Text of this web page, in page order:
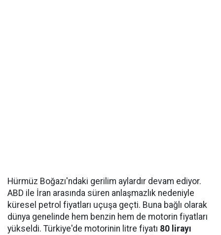
Hürmüz Boğazı'ndaki gerilim aylardır devam ediyor.
ABD ile İran arasında süren anlaşmazlık nedeniyle
küresel petrol fiyatları uçuşa geçti. Buna bağlı olarak
dünya genelinde hem benzin hem de motorin fiyatları
yükseldi. Türkiye'de motorinin litre fiyatı 80 lirayı